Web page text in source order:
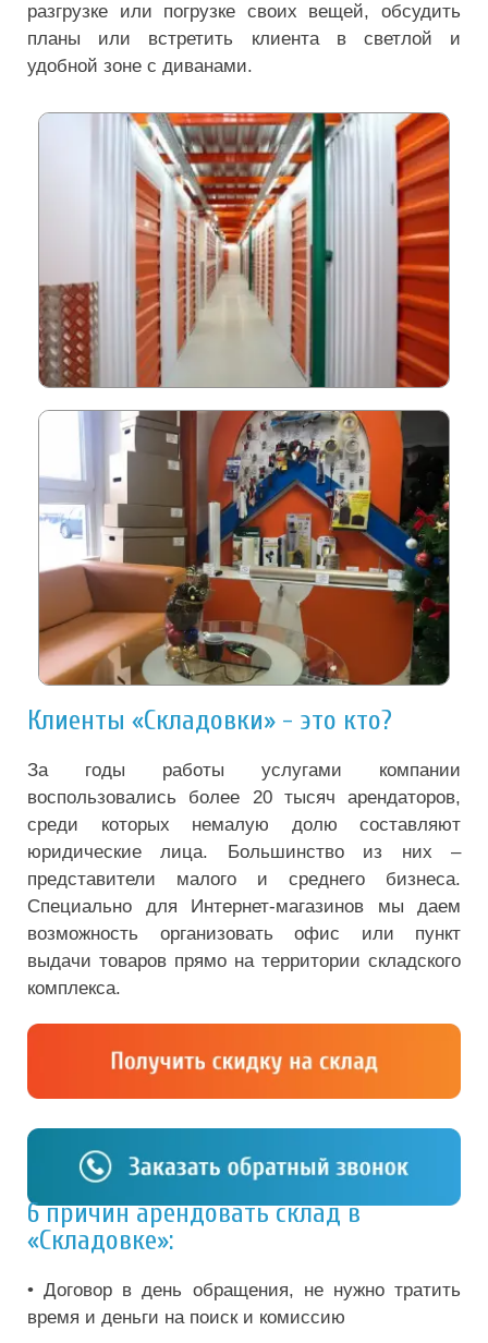
разгрузке или погрузке своих вещей, обсудить
планы или встретить клиента в светлой и
удобной зоне с диванами.
Клиенты «Складовки» - это кто?
За годы работы услугами компании
воспользовались более 20 тысяч арендаторов,
среди которых немалую долю составляют
юридические лица. Большинство из них –
представители малого и среднего бизнеса.
Специально для Интернет-магазинов мы даем
возможность организовать офис или пункт
выдачи товаров прямо на территории складского
комплекса.
6 причин арендовать склад в
«Складовке»:
• Договор в день обращения, не нужно тратить
время и деньги на поиск и комиссию